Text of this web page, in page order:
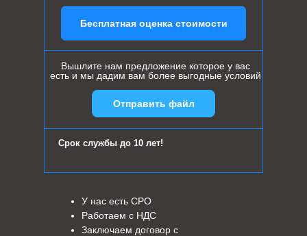
Бесплатная оценка стоимости
Вышлите нам предложение которое у вас
есть и мы дадим вам более выгодные условий
Срок службы до 10 лет!
У нас есть СРО
Работаем с НДС
Заключаем договор с
Отправить файл